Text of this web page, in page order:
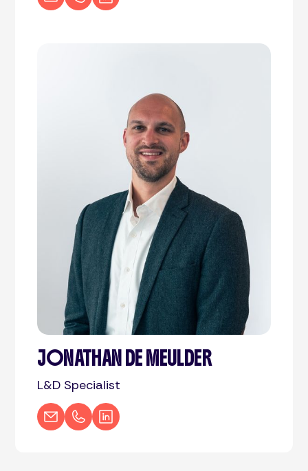
JONATHAN DE MEULDER
L&D Specialist